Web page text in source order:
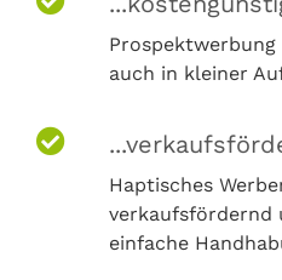
auch in kleiner
Haptisches
verkaufsfördernd
einfache